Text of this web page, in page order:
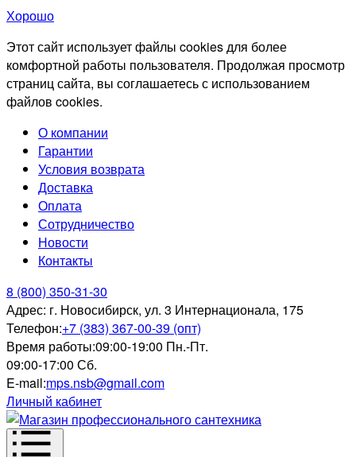
Хорошо
Этот сайт использует файлы cookies для более
комфортной работы пользователя. Продолжая просмотр
страниц сайта, вы соглашаетесь с использованием
файлов cookies.
О компании
Гарантии
Условия возврата
Доставка
Оплата
Сотрудничество
Новости
Контакты
8 (800) 350-31-30
Адрес: г. Новосибирск, ул. 3 Интернационала, 175
Телефон:+7 (383) 367-00-39 (опт)
Время работы:09:00-19:00 Пн.-Пт.
09:00-17:00 Сб.
E-mail:mps.nsb@gmail.com
Личный кабинет